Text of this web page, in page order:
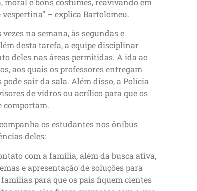
– explica Bartolomeu.
na semana, às segundas e
desta tarefa, a equipe disciplinar
deles nas áreas permitidas. A ida ao
aos quais os professores entregam
sair da sala. Além disso, a Polícia
de vidros ou acrílico para que os
comportam.
os estudantes nos ônibus
deles:
com a família, além da busca ativa,
e apresentação de soluções para
para que os pais fiquem cientes